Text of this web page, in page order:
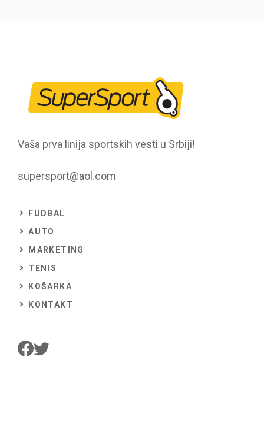
Vaša prva linija sportskih vesti u Srbiji!
supersport@aol.com
FUDBAL
AUTO
MARKETING
TENIS
KOŠARKA
KONTAKT